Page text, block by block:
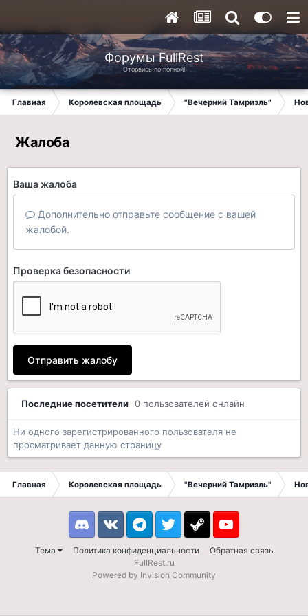
Форумы FullRest
Оторвись по полной!
Главная Королевская площадь "Вечерний Тамриэль"
Жалоба
Ваша жалоба
Дополнительно отправьте сообщение с вашей
жалобой.
Проверка безопасности
Отправить жалобу
Последние посетители 0 пользователей онлайн
Ни одного зарегистрированного пользователя не
просматривает данную страницу
Главная Королевская площадь "Вечерний Тамриэль"
Тема Политика конфиденциальности Обратная связь
DiscordVK TelegramTwitter Steam Youtube
FullRest.ru
Powered by Invision Community